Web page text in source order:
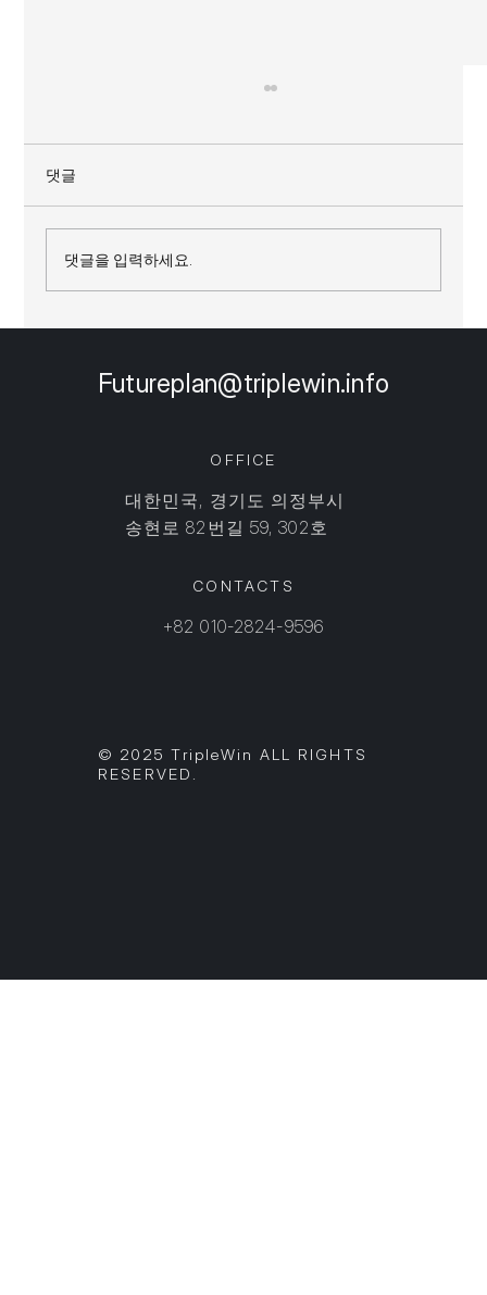
AiMON 스튜디오 바니
댓글
댓글을 입력하세요.
© 2025 TripleWin ALL RIGHTS
RESERVED.
OFFICE
대한민국, 경기도 의정부시
​송현로 82번길 59, 302호
CONTACTS
+82 010-2824-9596
Futureplan@triplewin.info